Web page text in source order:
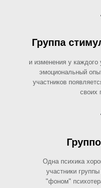
Группа
и изменения у каждого
эмоциональный
участников
своих
Одна психика
участники
"фоном"